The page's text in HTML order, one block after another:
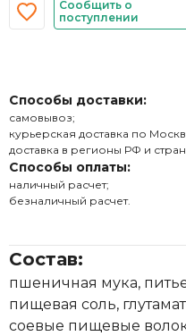
Сообщить о
поступлении
Способы доставки:
самовывоз;
курьерская доставка по
доставка в регионы РФ и
Способы оплаты:
наличный расчет;
безналичный расчет.
Состав:
пшеничная мука,
пищевая соль,
соевые пищевые